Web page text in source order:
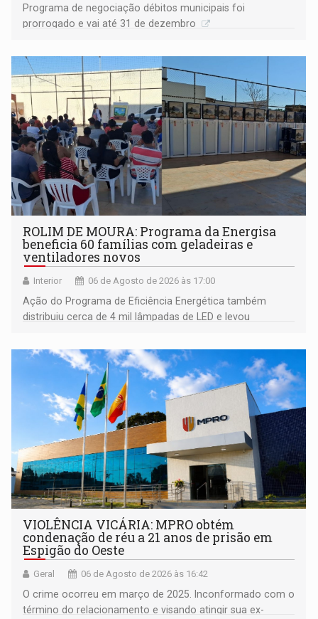
Programa de negociação débitos municipais foi
prorrogado e vai até 31 de dezembro
ROLIM DE MOURA: Programa da Energisa
beneficia 60 famílias com geladeiras e
ventiladores novos
Interior 06 de Agosto de 2026 às 17:00
Ação do Programa de Eficiência Energética também
distribuiu cerca de 4 mil lâmpadas de LED e levou
comunidade
VIOLÊNCIA VICÁRIA: MPRO obtém
condenação de réu a 21 anos de prisão em
Espigão do Oeste
Geral 06 de Agosto de 2026 às 16:42
O crime ocorreu em março de 2025. Inconformado com o
término do relacionamento e visando atingir sua ex-